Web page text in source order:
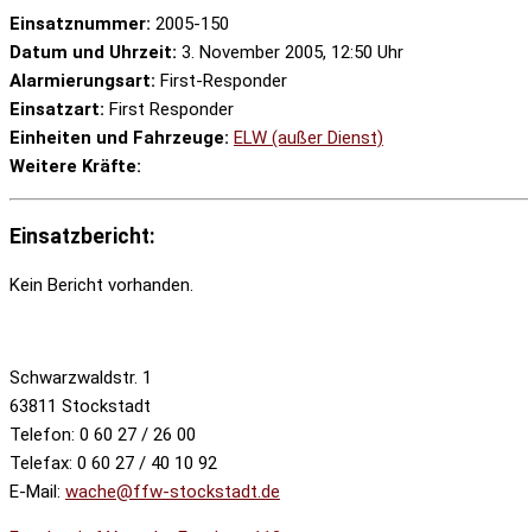
Einsatznummer: 2005-150
Datum und Uhrzeit: 3. November 2005, 12:50 Uhr
Alarmierungsart: First-Responder
Einsatzart: First Responder
Einheiten und Fahrzeuge: ELW (außer Dienst)
Weitere Kräfte:
Einsatzbericht:
Kein Bericht vorhanden.
Schwarzwaldstr. 1
63811 Stockstadt
Telefon: 0 60 27 / 26 00
Telefax: 0 60 27 / 40 10 92
E-Mail: wache@ffw-stockstadt.de